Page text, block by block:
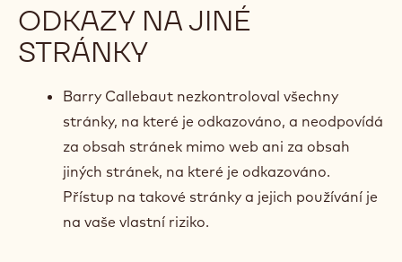
ODKAZY NA JINÉ
STRÁNKY
Barry Callebaut nezkontroloval všechny
stránky, na které je odkazováno, a neodpovídá
za obsah stránek mimo web ani za obsah
jiných stránek, na které je odkazováno.
Přístup na takové stránky a jejich používání je
na vaše vlastní riziko.